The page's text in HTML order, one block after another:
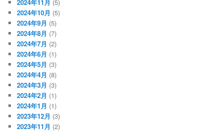
2024年11月 (5)
2024年10月 (5)
2024年9月 (5)
2024年8月 (7)
2024年7月 (2)
2024年6月 (1)
2024年5月 (3)
2024年4月 (8)
2024年3月 (3)
2024年2月 (1)
2024年1月 (1)
2023年12月 (3)
2023年11月 (2)